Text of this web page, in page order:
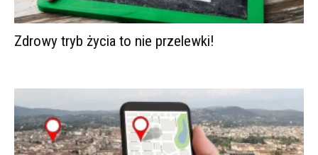
Zdrowy tryb życia to nie przelewki!